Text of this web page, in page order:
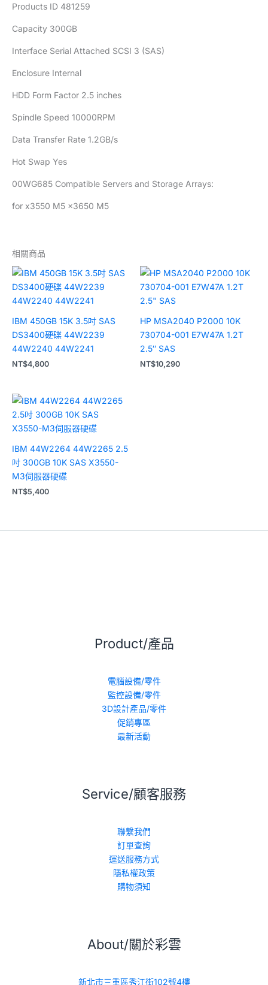
Products ID 481259
Capacity 300GB
Interface Serial Attached SCSI 3 (SAS)
Enclosure Internal
HDD Form Factor 2.5 inches
Spindle Speed 10000RPM
Data Transfer Rate 1.2GB/s
Hot Swap Yes
00WG685 Compatible Servers and Storage Arrays:
for x3550 M5 x3650 M5
相關商品
IBM 450GB 15K 3.5吋 SAS
DS3400硬碟 44W2239
44W2240 44W2241
NT$4,800
HP MSA2040 P2000 10K
730704-001 E7W47A 1.2T
2.5″ SAS
NT$10,290
IBM 44W2264 44W2265 2.5
吋 300GB 10K SAS X3550-
M3伺服器硬碟
NT$5,400
Product/產品
電腦設備/零件
監控設備/零件
3D設計產品/零件
促銷專區
最新活動
Service/顧客服務
聯繫我們
訂單查詢
運送服務方式
隱私權政策
購物須知
About/關於彩雲
新北市三重區秀江街102號4樓